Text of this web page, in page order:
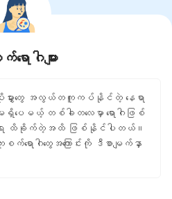
ရောဂါများ
မွှားတွေ အလွယ်တကူကပ်နိုင်တဲ့ နေရာ
ပေမယ့် တစ်ခါတလေမှာ ရောဂါဖြစ်
ာရေး ထိခိုက်တဲ့အထိ ဖြစ်နိုင်ပါတယ်။
က်ရောဂါတွေအကြောင်းကို ဒီစာမျက်နှာ